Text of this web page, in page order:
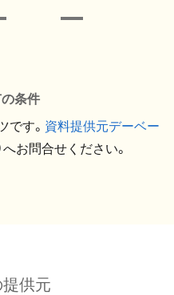
条件
す。 資料提供元デーベー
へお問合せください。
供元